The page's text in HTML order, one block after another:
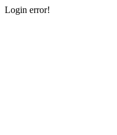
Login error!